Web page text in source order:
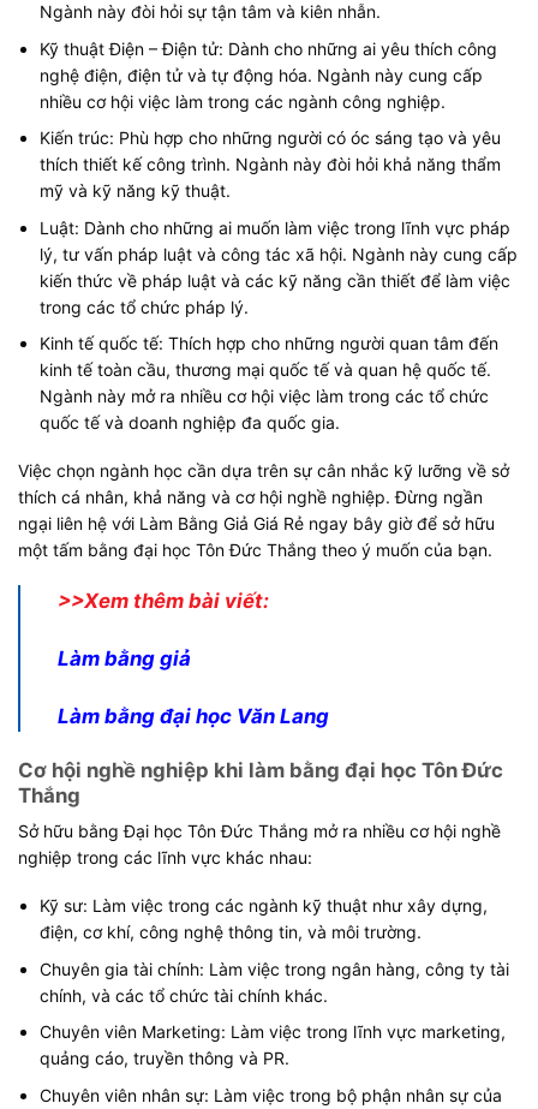
Ngành này đòi hỏi sự tận tâm và kiên nhẫn.
Kỹ thuật Điện – Điện tử: Dành cho những ai yêu thích công
nghệ điện, điện tử và tự động hóa. Ngành này cung cấp
nhiều cơ hội việc làm trong các ngành công nghiệp.
Kiến trúc: Phù hợp cho những người có óc sáng tạo và yêu
thích thiết kế công trình. Ngành này đòi hỏi khả năng thẩm
mỹ và kỹ năng kỹ thuật.
Luật: Dành cho những ai muốn làm việc trong lĩnh vực pháp
lý, tư vấn pháp luật và công tác xã hội. Ngành này cung cấp
kiến thức về pháp luật và các kỹ năng cần thiết để làm việc
trong các tổ chức pháp lý.
Kinh tế quốc tế: Thích hợp cho những người quan tâm đến
kinh tế toàn cầu, thương mại quốc tế và quan hệ quốc tế.
Ngành này mở ra nhiều cơ hội việc làm trong các tổ chức
quốc tế và doanh nghiệp đa quốc gia.
Việc chọn ngành học cần dựa trên sự cân nhắc kỹ lưỡng về sở
thích cá nhân, khả năng và cơ hội nghề nghiệp. Đừng ngần
ngại liên hệ với Làm Bằng Giả Giá Rẻ ngay bây giờ để sở hữu
một tấm bằng đại học Tôn Đức Thắng theo ý muốn của bạn.
>>Xem thêm bài viết:
Làm bằng giả
Làm bằng đại học Văn Lang
Cơ hội nghề nghiệp khi làm bằng đại học Tôn Đức
Thắng
Sở hữu bằng Đại học Tôn Đức Thắng mở ra nhiều cơ hội nghề
nghiệp trong các lĩnh vực khác nhau:
Kỹ sư: Làm việc trong các ngành kỹ thuật như xây dựng,
điện, cơ khí, công nghệ thông tin, và môi trường.
Chuyên gia tài chính: Làm việc trong ngân hàng, công ty tài
chính, và các tổ chức tài chính khác.
Chuyên viên Marketing: Làm việc trong lĩnh vực marketing,
quảng cáo, truyền thông và PR.
Chuyên viên nhân sự: Làm việc trong bộ phận nhân sự của